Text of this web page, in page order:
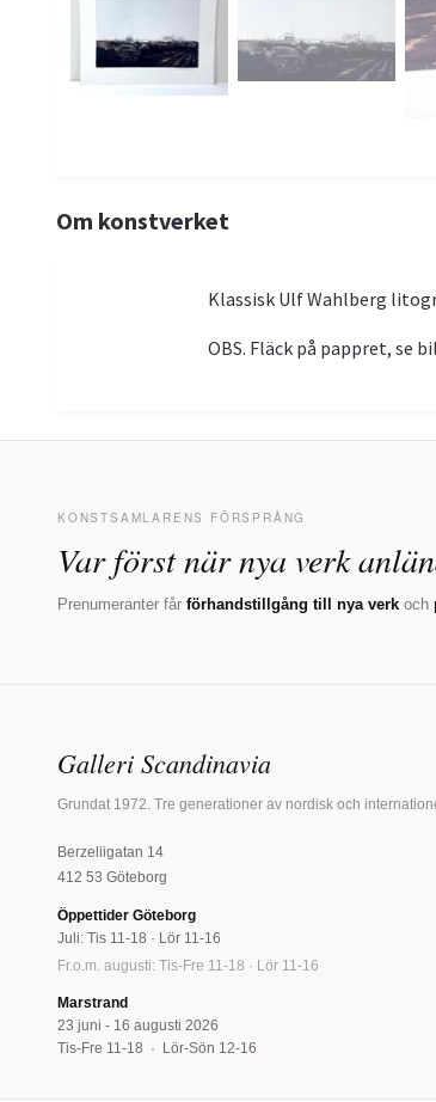
Om konstverket
Klassisk Ulf Wahlberg
OBS. Fläck på pappret, se
KONSTSAMLARENS FÖRSPRÅNG
Var först när nya verk
Prenumeranter får förhandstillgång till nya verk och
Galleri Scandinavia
Grundat 1972. Tre generationer av nordisk och
Berzeliigatan 14
412 53 Göteborg
Öppettider Göteborg
Juli: Tis 11-18 · Lör 11-16
Fr.o.m. augusti: Tis-Fre 11-18 · Lör 11-16
Marstrand
23 juni - 16 augusti 2026
Tis-Fre 11-18 · Lör-Sön 12-16